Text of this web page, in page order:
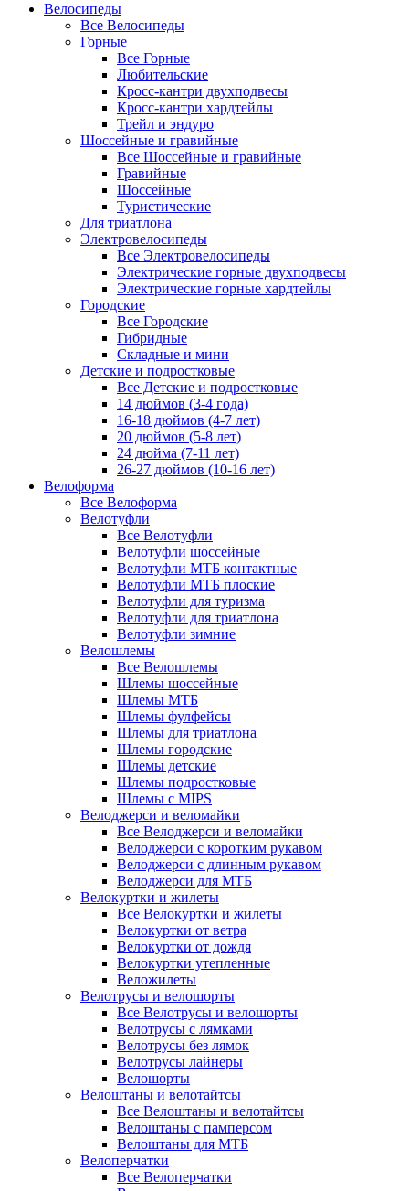
Велосипеды
Все Велосипеды
Горные
Все Горные
Любительские
Кросс-кантри двухподвесы
Кросс-кантри хардтейлы
Трейл и эндуро
Шоссейные и гравийные
Все Шоссейные и гравийные
Гравийные
Шоссейные
Туристические
Для триатлона
Электровелосипеды
Все Электровелосипеды
Электрические горные двухподвесы
Электрические горные хардтейлы
Городские
Все Городские
Гибридные
Складные и мини
Детские и подростковые
Все Детские и подростковые
14 дюймов (3-4 года)
16-18 дюймов (4-7 лет)
20 дюймов (5-8 лет)
24 дюйма (7-11 лет)
26-27 дюймов (10-16 лет)
Велоформа
Все Велоформа
Велотуфли
Все Велотуфли
Велотуфли шоссейные
Велотуфли МТБ контактные
Велотуфли МТБ плоские
Велотуфли для туризма
Велотуфли для триатлона
Велотуфли зимние
Велошлемы
Все Велошлемы
Шлемы шоссейные
Шлемы МТБ
Шлемы фулфейсы
Шлемы для триатлона
Шлемы городские
Шлемы детские
Шлемы подростковые
Шлемы с MIPS
Велоджерси и веломайки
Все Велоджерси и веломайки
Велоджерси с коротким рукавом
Велоджерси с длинным рукавом
Велоджерси для МТБ
Велокуртки и жилеты
Все Велокуртки и жилеты
Велокуртки от ветра
Велокуртки от дождя
Велокуртки утепленные
Веложилеты
Велотрусы и велошорты
Все Велотрусы и велошорты
Велотрусы с лямками
Велотрусы без лямок
Велотрусы лайнеры
Велошорты
Велоштаны и велотайтсы
Все Велоштаны и велотайтсы
Велоштаны с памперсом
Велоштаны для МТБ
Велоперчатки
Все Велоперчатки